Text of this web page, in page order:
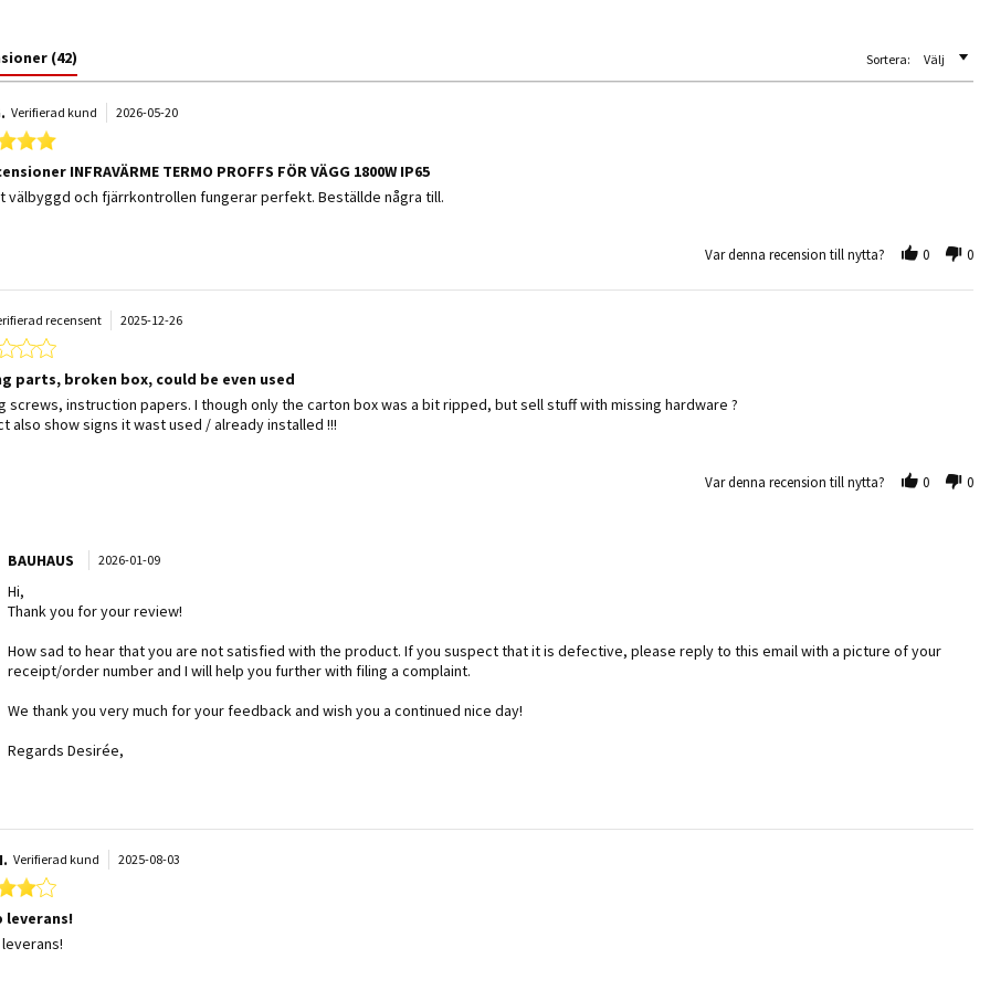
(42) Sortera: Välj
Verifierad kund
5.0 star rating
2026-05-20
INFRAVÄRME TERMO PROFFS FÖR VÄGG 1800W IP65
by Karl G. on 20 May 2026
41 Recensioner INFRAVÄRME TERMO PROFFS FÖR VÄGG 1800W IP65
välbyggd och fjärrkontrollen fungerar perfekt. Beställde några till.
Var denna recension till nytta? 0 0
recensent
1.0 star rating
2025-12-26
parts, broken box, could be even used
by Joe on 26 Dec 2025
stating Missing parts, broken box, could be even used
screws, instruction papers. I though only the carton box was a bit ripped, but sell stuff with missing hardware ?
also show signs it wast used / already installed !!!
Var denna recension till nytta? 0 0
BAUHAUS
2026-01-09
Hi,
Thank you for your review!
How sad to hear that you are not satisfied with the product. If you suspect that it is defective, please reply to this email with a picture of your
receipt/order number and I will help you further with filing a complaint.
We thank you very much for your feedback and wish you a continued nice day!
Regards Desirée,
Verifierad kund
4.0 star rating
2025-08-03
leverans!
by Karin I. on 3 Aug 2025
Snabb leverans!